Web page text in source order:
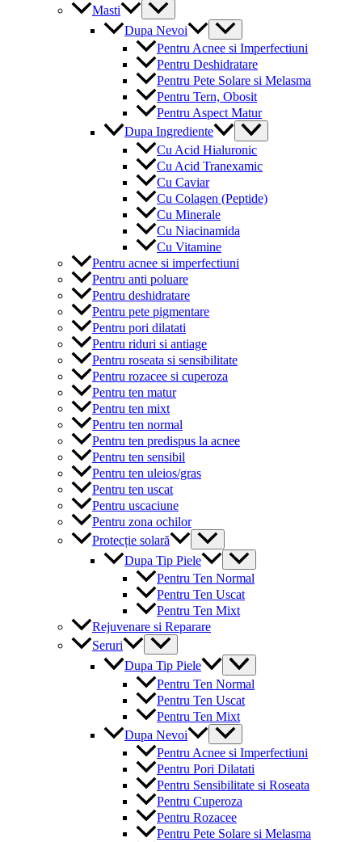
Masti
Menu
Toggle
Dupa Nevoi
Menu
Toggle
Pentru Acnee si Imperfectiuni
Pentru Deshidratare
Pentru Pete Solare si Melasma
Pentru Tern, Obosit
Pentru Aspect Matur
Dupa Ingrediente
Menu
Toggle
Cu Acid Hialuronic
Cu Acid Tranexamic
Cu Caviar
Cu Colagen (Peptide)
Cu Minerale
Cu Niacinamida
Cu Vitamine
Pentru acnee si imperfectiuni
Pentru anti poluare
Pentru deshidratare
Pentru pete pigmentare
Pentru pori dilatati
Pentru riduri si antiage
Pentru roseata si sensibilitate
Pentru rozacee si cuperoza
Pentru ten matur
Pentru ten mixt
Pentru ten normal
Pentru ten predispus la acnee
Pentru ten sensibil
Pentru ten uleios/gras
Pentru ten uscat
Pentru uscaciune
Pentru zona ochilor
Protecție solară
Menu
Toggle
Dupa Tip Piele
Menu
Toggle
Pentru Ten Normal
Pentru Ten Uscat
Pentru Ten Mixt
Rejuvenare si Reparare
Seruri
Menu
Toggle
Dupa Tip Piele
Menu
Toggle
Pentru Ten Normal
Pentru Ten Uscat
Pentru Ten Mixt
Dupa Nevoi
Menu
Toggle
Pentru Acnee si Imperfectiuni
Pentru Pori Dilatati
Pentru Sensibilitate si Roseata
Pentru Cuperoza
Pentru Rozacee
Pentru Pete Solare si Melasma